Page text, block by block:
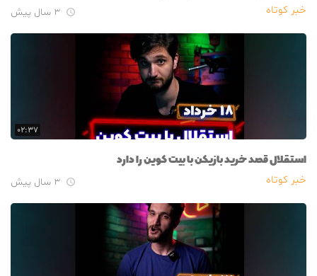
خبر کوتاه ۳ سال پیش 
۰۲:۳۷
استقلال قصد خرید بازیکن با بیت کوین را دارد
خبر کوتاه ۳ سال پیش 